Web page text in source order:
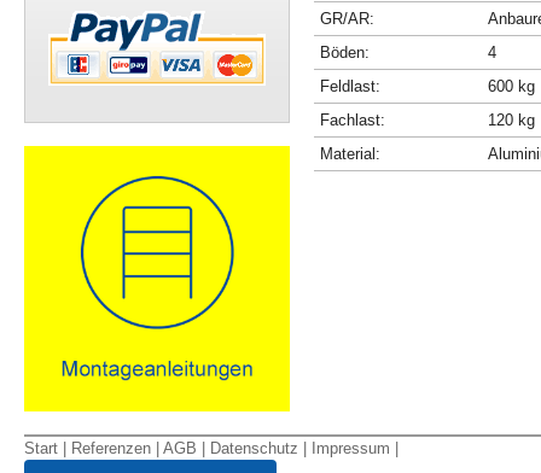
GR/AR:
Böden:
4
Feldlast:
600 kg
Fachlast:
120 kg
Material:
Start Referenzen AGB Datenschutz Impressum